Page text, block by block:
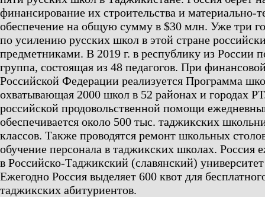
финансирование их строительства и материально-
обеспечение на общую сумму в $30 млн. Уже три
по усилению русских школ в этой стране
предметниками. В 2019 г. в республику из России
группа, состоящая из 48 педагогов. При
Российской Федерации реализуется Программа
охватывающая 2000 школ в 52 районах и городах
российской продовольственной помощи
обеспечивается около 500 тыс. таджикских
классов. Также проводятся ремонт школьных
обучение персонала в таджикских школах. Россия
в Российско-Таджикский (славянский)
Ежегодно Россия выделяет 600 квот для
таджикских абитуриентов.